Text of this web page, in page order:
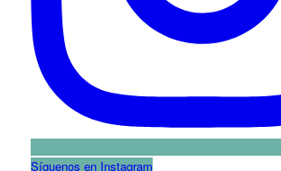
Síguenos en Instagram